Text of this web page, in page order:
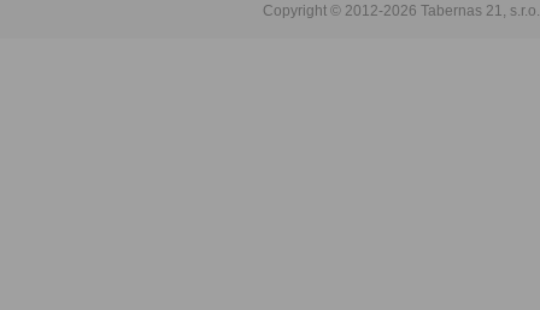
Copyright © 2012-2026 Tabernas 21, s.r.o.